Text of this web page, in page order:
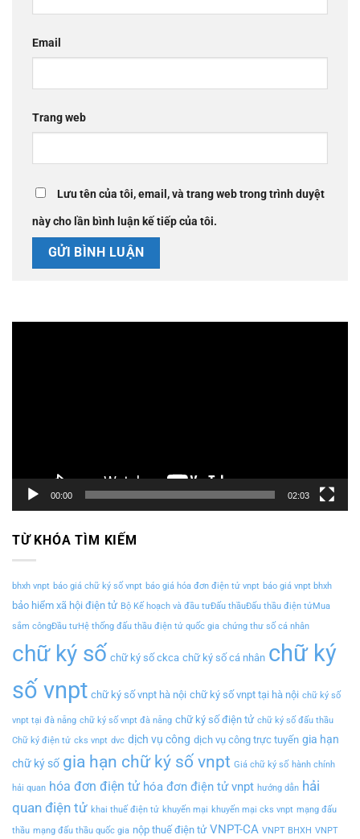
Email
Trang web
Lưu tên của tôi, email, và trang web trong trình duyệt
này cho lần bình luận kế tiếp của tôi.
00:00 02:03
TỪ KHÓA TÌM KIẾM
bhxh vnpt báo giá chữ ký số vnpt báo giá hóa đơn điện tử vnpt báo giá vnpt bhxh
bảo hiểm xã hội điện tử Bộ Kế hoạch và đầu tưĐấu thầuĐấu thầu điện tửMua
sắm côngĐầu tưHệ thống đấu thầu điện tử quốc gia chứng thư số cá nhân
chữ ký số chữ ký số ckca chữ ký số cá nhân chữ ký
số vnpt chữ ký số vnpt hà nội chữ ký số vnpt tại hà nội chữ ký số
vnpt tại đà nẵng chữ ký số vnpt đà nẵng chữ ký số điện tử chữ ký số đấu thầu
Chữ ký điện tử cks vnpt dvc dịch vụ công dịch vụ công trực tuyến gia hạn
chữ ký số gia hạn chữ ký số vnpt Giá chữ ký số hành chính
hải quan hóa đơn điện tử hóa đơn điện tử vnpt hướng dẫn hải
quan điện tử khai thuế điện tử khuyến mại khuyến mại cks vnpt mạng đấu
thầu mạng đấu thầu quốc gia nộp thuế điện tử VNPT-CA VNPT BHXH VNPT